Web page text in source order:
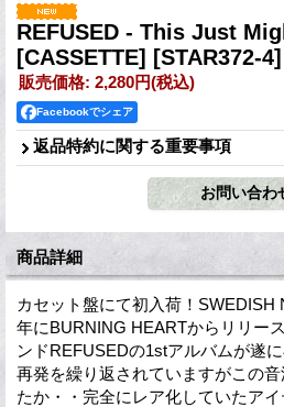
REFUSED - This Just
[CASSETTE] [STAR372-4]
販売価格: 2,280円(税込)
Facebookでシェア
返品特約に関する重要事項
商品詳細
カセット盤にて初入荷！SWEDISH
年にBURNING HEARTからリリー
ンドREFUSEDの1stアルバムが遂
再発を繰り返されていますがこの
たか・・完全にレア化していたア